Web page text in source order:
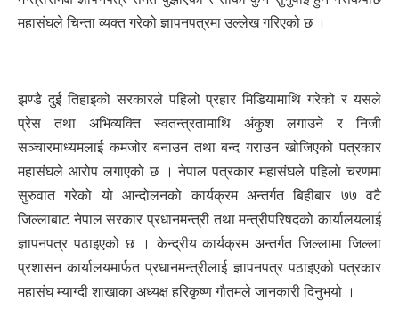
महासंघले चिन्ता व्यक्त गरेको ज्ञापनपत्रमा उल्लेख गरिएको छ ।
झण्डै दुई तिहाइको सरकारले पहिलो प्रहार मिडियामाथि गरेको र यसले
प्रेस तथा अभिव्यक्ति स्वतन्त्रतामाथि अंकुश लगाउने र निजी
सञ्चारमाध्यमलाई कमजोर बनाउन तथा बन्द गराउन खोजिएको पत्रकार
महासंघले आरोप लगाएको छ । नेपाल पत्रकार महासंघले पहिलो चरणमा
सुरुवात गरेको यो आन्दोलनको कार्यक्रम अन्तर्गत बिहीबार ७७ वटै
जिल्लाबाट नेपाल सरकार प्रधानमन्त्री तथा मन्त्रीपरिषदको कार्यालयलाई
ज्ञापनपत्र पठाइएको छ । केन्द्रीय कार्यक्रम अन्तर्गत जिल्लामा जिल्ला
प्रशासन कार्यालयमार्फत प्रधानमन्त्रीलाई ज्ञापनपत्र पठाइएको पत्रकार
महासंघ म्याग्दी शाखाका अध्यक्ष हरिकृष्ण गौतमले जानकारी दिनुभयो ।